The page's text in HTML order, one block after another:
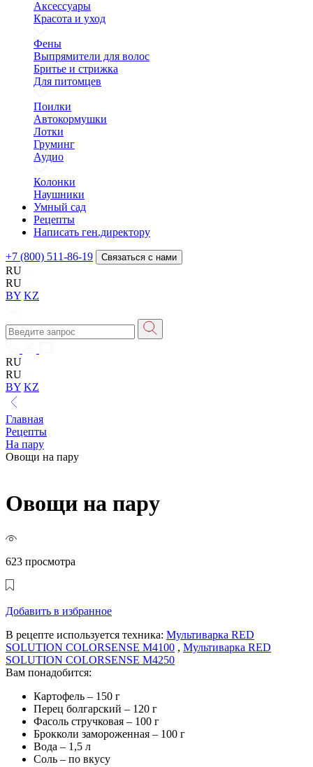
Аксессуары
Красота и уход
Фены
Выпрямители для волос
Бритье и стрижка
Для питомцев
Поилки
Автокормушки
Лотки
Груминг
Аудио
Колонки
Наушники
Умный сад
Рецепты
Написать ген.директору
+7 (800) 511-86-19 Связаться с нами
RU
RU
BY KZ
RU
RU
BY KZ
Главная
Рецепты
На пару
Овощи на пару
Овощи на пару
623 просмотра
Добавить в избранное
В рецепте используется техника: Мультиварка RED
SOLUTION COLORSENSE M4100 , Мультиварка RED
SOLUTION COLORSENSE M4250
Вам понадобится:
Картофель – 150 г
Перец болгарский – 120 г
Фасоль стручковая – 100 г
Брокколи замороженная – 100 г
Вода – 1,5 л
Соль – по вкусу